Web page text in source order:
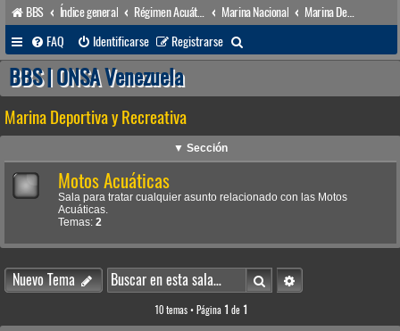
BBS Índice general Marina Nacional
Marina Deportiva y Recreativa
FAQ
Identificarse Registrarse
u
a
r
BBS | ONSA Venezuela
Marina Deportiva y Recreativa
▼ Sección
Motos Acuáticas
Sala para tratar cualquier asunto relacionado con las Motos
Acuáticas.
Temas: 2
Nuevo Tema BuscarBúsqueda avanzada
10 temas • Página 1 de 1